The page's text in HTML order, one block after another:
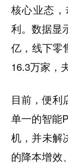
核心业态
利。数据显
亿，线下零
16.3万家，
目前，便利
单一的智能
机，并未
的降本增效